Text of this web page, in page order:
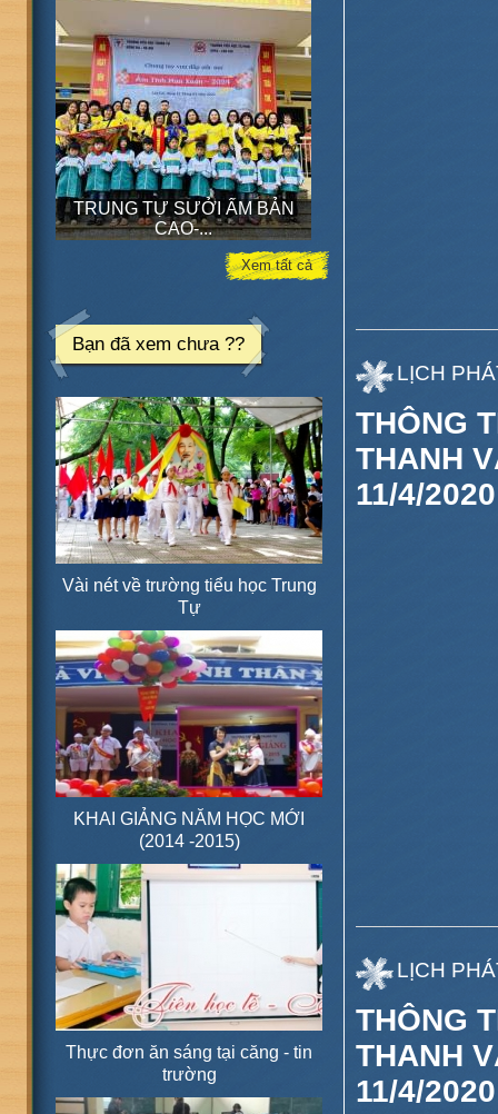
TRUNG TỰ SƯỞI ẤM BẢN
CAO-...
Xem tất cả
Bạn đã xem chưa ??
Vài nét về trường tiểu học Trung
Tự
KHAI GIẢNG NĂM HỌC MỚI
(2014 -2015)
Thực đơn ăn sáng tại căng - tin
trường
LỊCH
THÔNG
THANH
11/4/
LỊCH
THÔNG
THANH
11/4/